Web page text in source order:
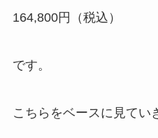
164,800円（税込）
です。
こちらをベースに見てい